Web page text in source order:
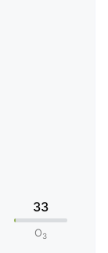
33
O3